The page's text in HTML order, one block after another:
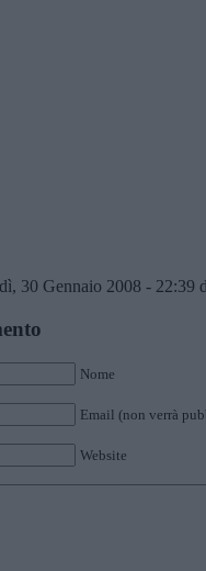
30 Gennaio 2008 - 22:39
Nome
Email (non verrà
Website